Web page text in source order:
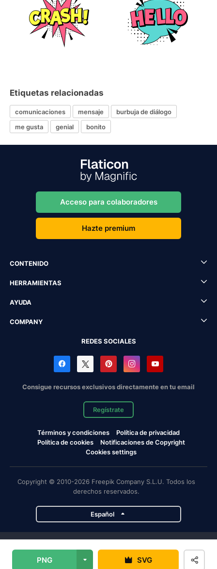
PNG SVG
Etiquetas relacionadas
comunicaciones mensaje
burbuja de diálogo
me gusta
genial bonito
Acceso para colaboradores
Hazte premium
CONTENIDO
HERRAMIENTAS
AYUDA
COMPANY
REDES SOCIALES
Consigue recursos exclusivos directamente en tu email
Regístrate
Términos y condiciones
Política de privacidad
Política de cookies
Notificaciones de Copyright
Cookies settings
Copyright © 2010-2026 Freepik Company S.L.U. Todos los
derechos reservados.
Español